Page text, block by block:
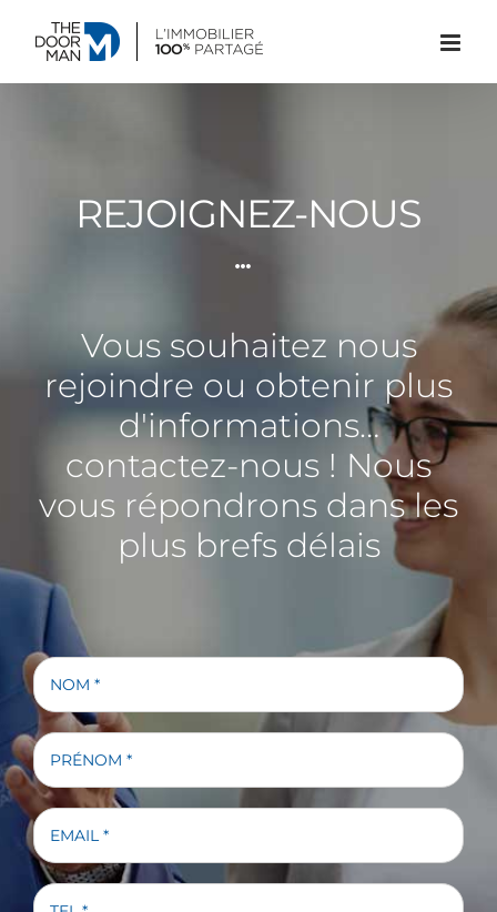
contenu
REJOIGNEZ-NOUS
Vous souhaitez nous
rejoindre ou obtenir plus
d'informations…
contactez-nous ! Nous
vous répondrons dans les
plus brefs délais